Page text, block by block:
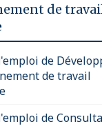
de
de
de travail
de